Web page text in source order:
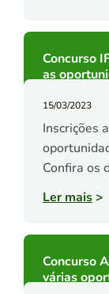
Concurso
as
15/03/2023
Inscrições
Confira os
Ler mais>
Concurso
várias